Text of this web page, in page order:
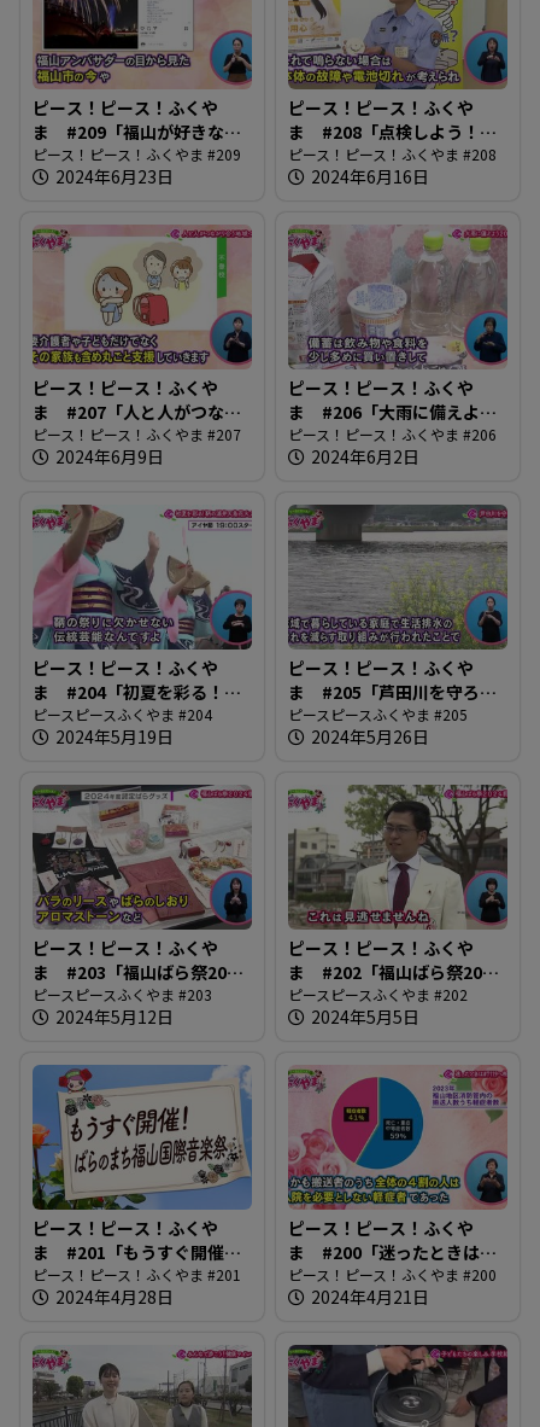
ピース！ピース！ふくや
ま #209「福山が好きなら
誰でも 福山アンバサダー」
ピース！ピース！ふくやま #209
2024年6月23日
ピース！ピース！ふくや
ま #208「点検しよう！住
宅用火災報知器」
ピース！ピース！ふくやま #208
2024年6月16日
ピース！ピース！ふくや
ま #207「人と人がつなが
り合う地域づくり」
ピース！ピース！ふくやま #207
2024年6月9日
ピース！ピース！ふくや
ま #206「大雨に備えよう
2024」
ピース！ピース！ふくやま #206
2024年6月2日
ピース！ピース！ふくや
ま #204「初夏を彩る！鞆
の浦弁天島花火大会」
ピースピースふくやま #204
2024年5月19日
ピース！ピース！ふくや
ま #205「芦田川を守ろ
う」
ピースピースふくやま #205
2024年5月26日
ピース！ピース！ふくや
ま #203「福山ばら祭2024
後編」
ピースピースふくやま #203
2024年5月12日
ピース！ピース！ふくや
ま #202「福山ばら祭2024
前編」
ピースピースふくやま #202
2024年5月5日
ピース！ピース！ふくや
ま #201「もうすぐ開催！
ばらのまち福山国際音楽
祭」
ピース！ピース！ふくやま #201
2024年4月28日
ピース！ピース！ふくや
ま #200「迷ったときは
#7119へ相談」
ピース！ピース！ふくやま #200
2024年4月21日